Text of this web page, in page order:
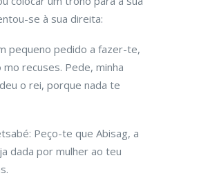
se à sua direita:
pequeno pedido a fazer-te,
mo recuses. Pede, minha
o rei, porque nada te
Peço-te que Abisag, a
dada por mulher ao teu